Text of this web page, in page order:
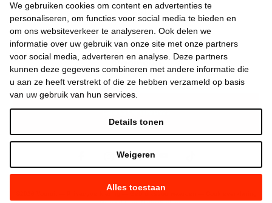
We gebruiken cookies om content en advertenties te
personaliseren, om functies voor social media te bieden en
om ons websiteverkeer te analyseren. Ook delen we
informatie over uw gebruik van onze site met onze partners
voor social media, adverteren en analyse. Deze partners
kunnen deze gegevens combineren met andere informatie die
u aan ze heeft verstrekt of die ze hebben verzameld op basis
van uw gebruik van hun services.
Alles toestaan
Weigeren
Details tonen
Snel
Over de beweging
Algemeen
Laatste nieuws